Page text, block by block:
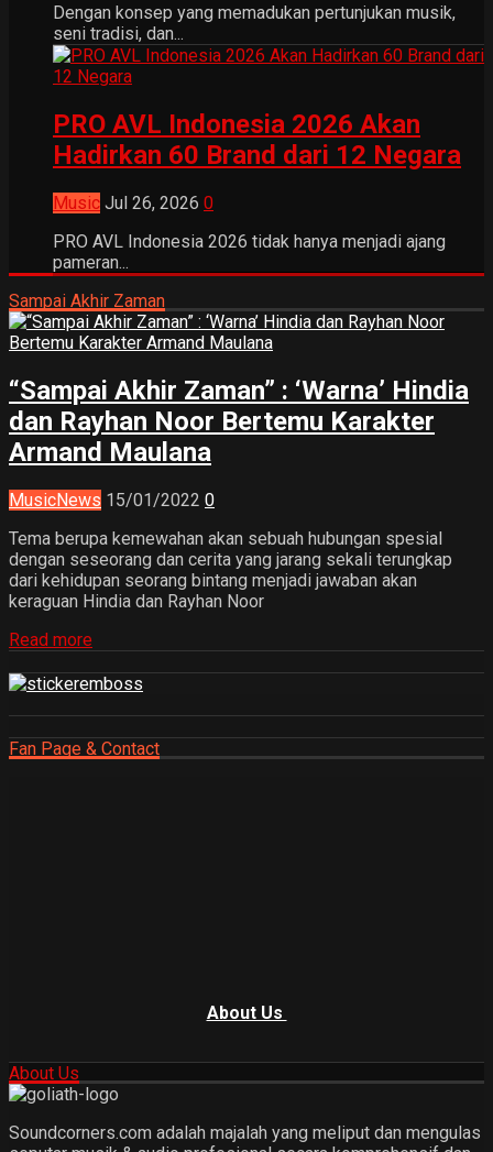
Dengan konsep yang memadukan pertunjukan musik,
seni tradisi, dan...
PRO AVL Indonesia 2026 Akan
Hadirkan 60 Brand dari 12 Negara
Music Jul 26, 2026 0
PRO AVL Indonesia 2026 tidak hanya menjadi ajang
pameran...
Sampai Akhir Zaman
“Sampai Akhir Zaman” : ‘Warna’ Hindia
dan Rayhan Noor Bertemu Karakter
Armand Maulana
MusicNews 15/01/2022 0
Tema berupa kemewahan akan sebuah hubungan spesial
dengan seseorang dan cerita yang jarang sekali terungkap
dari kehidupan seorang bintang menjadi jawaban akan
keraguan Hindia dan Rayhan Noor
Read more
Fan Page & Contact
About Us
About Us
Soundcorners.com adalah majalah yang meliput dan mengulas